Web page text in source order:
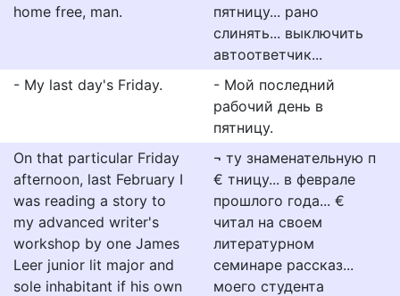
home free, man.
пятницу... рано
слинять... выключить
автоответчик...
- My last day's Friday.
- Мой последний
рабочий день в
пятницу.
On that particular Friday
afternoon, last February I
was reading a story to
my advanced writer's
workshop by one James
Leer junior lit major and
sole inhabitant if his own
¬ ту знаменательную п
€ тницу... в феврале
прошлого года... €
читал на своем
литературном
семинаре рассказ...
моего студента